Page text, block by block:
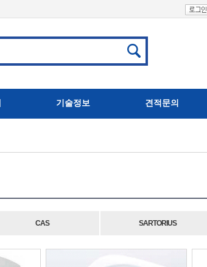
기술정보 견적문의
CAS SARTORIUS